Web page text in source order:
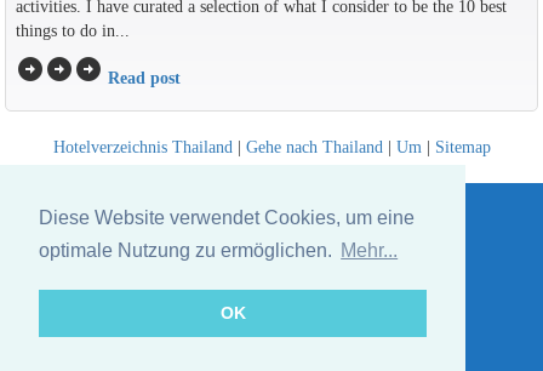
Diese Website verwendet Cookies, um eine
optimale Nutzung zu ermöglichen. Mehr...
OK
activities. I have curated a selection of what I consider to be the 10 best
things to do in...
arrow_circle_rightarrow_circle_rightarrow_circle_right Read post
Hotelverzeichnis Thailand | Gehe nach Thailand | Um | Sitemap